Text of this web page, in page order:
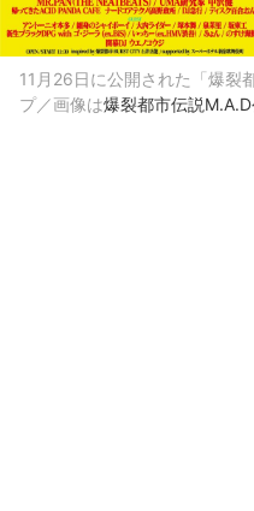
11月26日に公開された「爆裂
プ／画像は爆裂都市伝説